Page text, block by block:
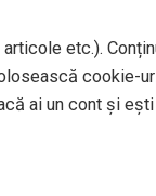
etc.).
cookie-
ai un cont și